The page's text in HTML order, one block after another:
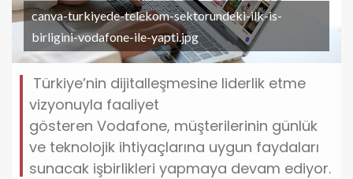
canva-turkiyede-telekom-sektorundeki-ilk-is-
birligini-vodafone-ile-yapti.jpg
Türkiye’nin dijitalleşmesine liderlik etme
vizyonuyla faaliyet
gösteren Vodafone, müşterilerinin günlük
ve teknolojik ihtiyaçlarına uygun faydaları
sunacak işbirlikleri yapmaya devam ediyor.